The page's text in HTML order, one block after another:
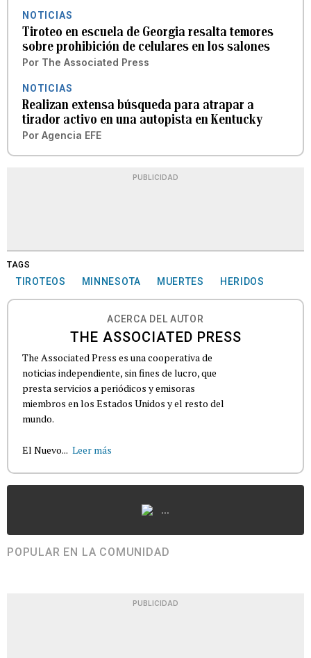
NOTICIAS
Tiroteo en escuela de Georgia resalta temores
sobre prohibición de celulares en los salones
Por The Associated Press
NOTICIAS
Realizan extensa búsqueda para atrapar a
tirador activo en una autopista en Kentucky
Por Agencia EFE
PUBLICIDAD
TAGS
TIROTEOS MINNESOTA MUERTES HERIDOS
ACERCA DEL AUTOR
THE ASSOCIATED PRESS
The Associated Press es una cooperativa de
noticias independiente, sin fines de lucro, que
presta servicios a periódicos y emisoras
miembros en los Estados Unidos y el resto del
mundo.
El Nuevo... Leer más
...
POPULAR EN LA COMUNIDAD
PUBLICIDAD